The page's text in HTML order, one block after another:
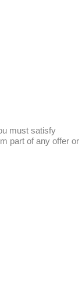
must satisfy
part of any offer or